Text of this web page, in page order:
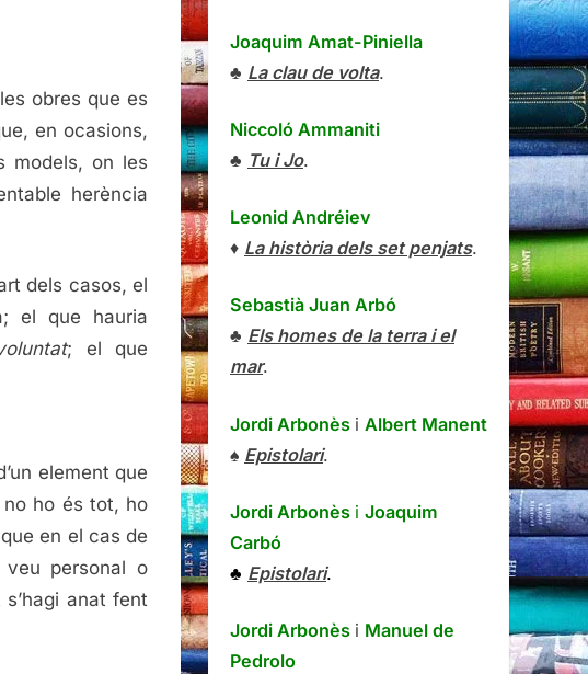
obres que es
en ocasions,
models, on les
herència
dels casos, el
el que hauria
; el que
element que
no ho és tot, ho
en el cas de
personal o
anat fent
Joaquim Amat-Piniella
♣ La clau de volta.
Niccoló Ammaniti
♣ Tu i Jo.
Leonid Andréiev
♦ La història dels set penjats.
Sebastià Juan Arbó
♣ Els homes de la terra i el
mar.
Jordi Arbonès i Albert Manent
♠ Epistolari.
Jordi Arbonès i Joaquim
Carbó
♣ Epistolari.
Jordi Arbonès i Manuel de
Pedrolo